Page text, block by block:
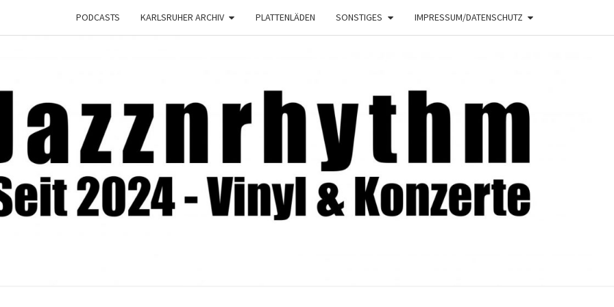
PODCASTS KARLSRUHER ARCHIV PLATTENLÄDEN SONSTIGES IMPRESSUM/DATENSCHUTZ
JAZZNRHYTHM
2024 –
Vinyl &
Konzerte